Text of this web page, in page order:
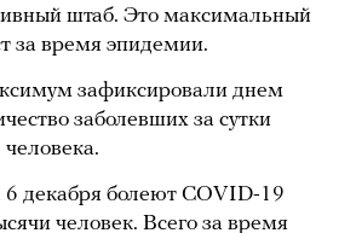
штаб. Это максимальный
за время эпидемии.
зафиксировали днем
заболевших за сутки
человека.
декабря болеют COVID-19
человек. Всего за время